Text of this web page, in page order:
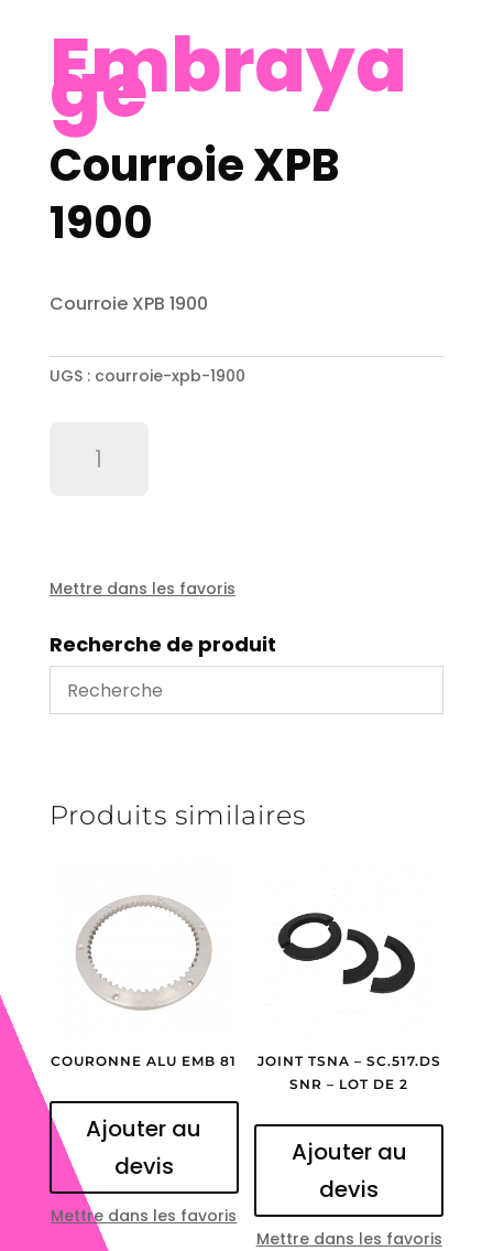
Embraya
ge
Courroie XPB
1900
Courroie XPB 1900
UGS : courroie-xpb-1900
Mettre dans les favoris
Recherche de produit
Produits similaires
COURONNE ALU EMB 81
Ajouter au
devis
Mettre dans les favoris
JOINT TSNA – SC.517.DS
SNR – LOT DE 2
Ajouter au
devis
Mettre dans les favoris